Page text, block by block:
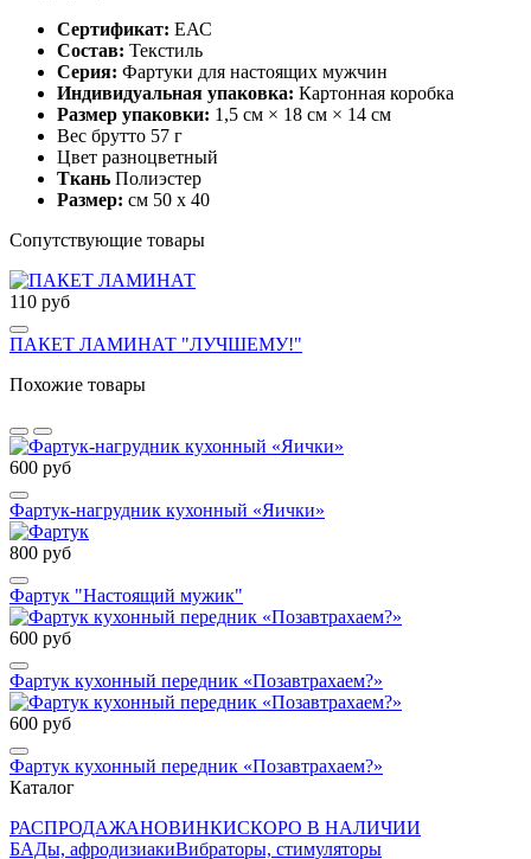
Сертификат: ЕАС
Состав: Текстиль
Серия: Фартуки для настоящих мужчин
Индивидуальная упаковка: Картонная коробка
Размер упаковки: 1,5 см × 18 см × 14 см
Вес брутто 57 г
Цвет разноцветный
Ткань Полиэстер
Размер: см 50 х 40
Сопутствующие товары
110 руб
ПАКЕТ ЛАМИНАТ "ЛУЧШЕМУ!"
Похожие товары
600 руб
Фартук-нагрудник кухонный «Яички»
800 руб
Фартук "Настоящий мужик"
600 руб
Фартук кухонный передник «Позавтрахаем?»
600 руб
Фартук кухонный передник «Позавтрахаем?»
Каталог
РАСПРОДАЖАНОВИНКИСКОРО В НАЛИЧИИ
БАДы, афродизиакиВибраторы, стимуляторы